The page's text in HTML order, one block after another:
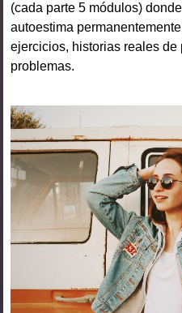
(cada parte 5 módulos)
autoestima
ejercicios, historias reales
problemas.